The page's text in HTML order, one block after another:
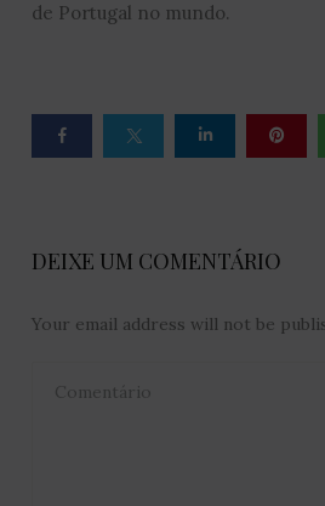
de Portugal no mundo.
DEIXE UM COMENTÁRIO
Your email address will not be